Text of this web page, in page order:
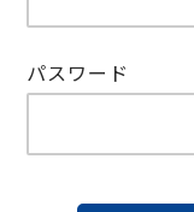
パスワード